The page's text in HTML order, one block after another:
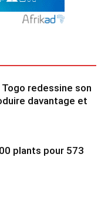
redessine son
davantage et
plants pour 573